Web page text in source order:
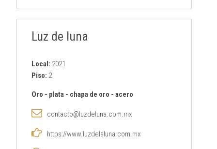
Luz de luna
Local: 2021
Piso: 2
Oro - plata- chapa de oro - acero
contacto@luzdeluna.com.mx
https://www.luzdelaluna.com.mx